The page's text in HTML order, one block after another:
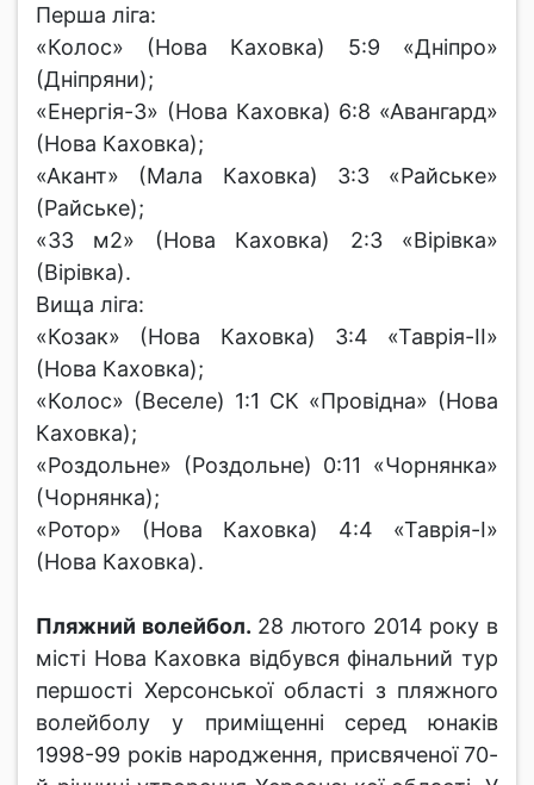
Перша ліга:
«Колос» (Нова Каховка) 5:9 «Дніпро»
(Дніпряни);
«Енергія-3» (Нова Каховка) 6:8 «Авангард»
(Нова Каховка);
«Акант» (Мала Каховка) 3:3 «Райське»
(Райське);
«33 м2» (Нова Каховка) 2:3 «Вірівка»
(Вірівка).
Вища ліга:
«Козак» (Нова Каховка) 3:4 «Таврія-ІІ»
(Нова Каховка);
«Колос» (Веселе) 1:1 СК «Провідна» (Нова
Каховка);
«Роздольне» (Роздольне) 0:11 «Чорнянка»
(Чорнянка);
«Ротор» (Нова Каховка) 4:4 «Таврія-І»
(Нова Каховка).
Пляжний волейбол. 28 лютого 2014 року в
місті Нова Каховка відбувся фінальний тур
першості Херсонської області з пляжного
волейболу у приміщенні серед юнаків
1998-99 років народження, присвяченої 70-